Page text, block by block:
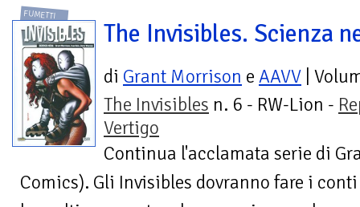
FUMETTI
The Invisibles. Scienza
di Grant Morrison e AAVV |
The Invisibles n. 6 - RW-Lion -
Vertigo
Continua l'acclamata serie di
Comics). Gli Invisibles dovranno fare i